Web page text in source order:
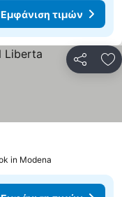
Εμφάνιση τιμών
in Modena